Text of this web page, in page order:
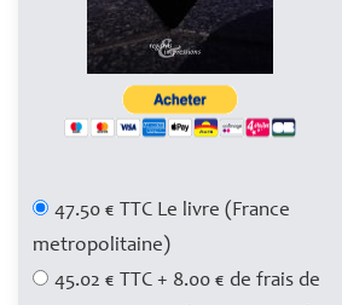
47.50 € TTC Le livre (France
metropolitaine)
45.02 € TTC + 8.00 € de frais de